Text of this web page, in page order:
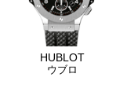
HUBLOT
ウブロ